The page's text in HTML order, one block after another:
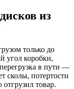
из
только до
угол коробки,
в пути —
сколы, потертости
товар.